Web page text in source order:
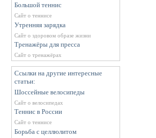
Большой теннис
Сайт о теннисе
Утренняя зарядка
Сайт о здоровом образе жизни
Тренажёры для пресса
Сайт о тренажёрах
Ссылки на другие интересные
статьи:
Шоссейные велосипеды
Сайт о велосипедах
Теннис в России
Сайт о теннисе
Борьба с целлюлитом